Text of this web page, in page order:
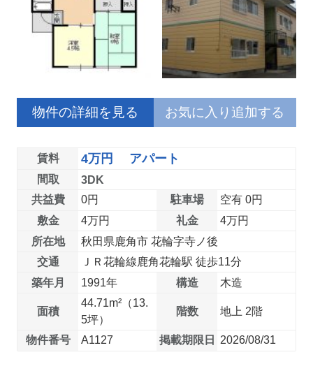
物件の詳細を見る お気に入り追加する
賃料 4万円 アパート
間取
3DK
共益費
0円 駐車場
空有 0円
敷金
4万円 礼金
4万円
所在地
秋田県鹿角市 花輪字寺ノ後
交通
ＪＲ花輪線鹿角花輪駅 徒歩11分
築年月
1991年 構造 木造
面積
44.71m²（13.
5坪）
階数 地上 2階
物件番号 A1127 掲載期限日 2026/08/31